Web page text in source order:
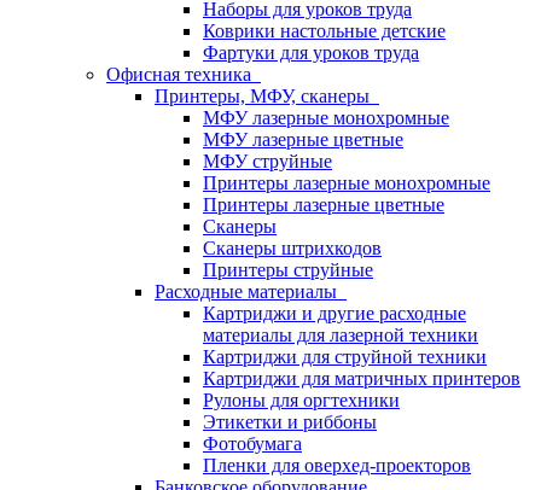
Наборы для уроков труда
Коврики настольные детские
Фартуки для уроков труда
Офисная техника
Принтеры, МФУ, сканеры
МФУ лазерные монохромные
МФУ лазерные цветные
МФУ струйные
Принтеры лазерные монохромные
Принтеры лазерные цветные
Сканеры
Сканеры штрихкодов
Принтеры струйные
Расходные материалы
Картриджи и другие расходные
материалы для лазерной техники
Картриджи для струйной техники
Картриджи для матричных принтеров
Рулоны для оргтехники
Этикетки и риббоны
Фотобумага
Пленки для оверхед-проекторов